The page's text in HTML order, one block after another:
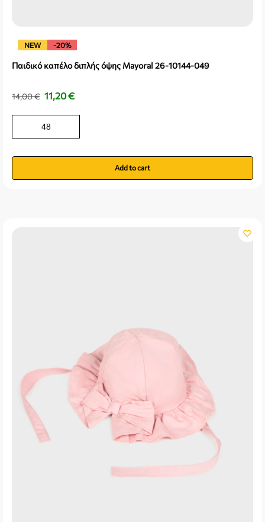
NEW -20%
Παιδικό καπέλο διπλής όψης Mayoral 26-10144-049
14,00€ 11,20€
48
Add to cart